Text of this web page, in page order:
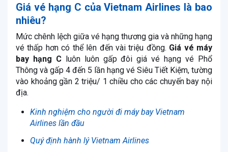
Giá vé hạng C của Vietnam Airlines là bao
nhiêu?
Mức chênh lệch giữa vé hạng thương gia và những hạng
vé thấp hơn có thể lên đến vài triệu đồng. Giá vé máy
bay hạng Cluôn luôn gấp đôi giá vé hạng vé Phổ
Thông và gấp 4 đến 5 lần hạng vé Siêu Tiết Kiệm, tường
vào khoảng gần 2 triệu/ 1 chiều cho các chuyến bay nội
địa.
Kinh nghiệm cho người đi máy bay Vietnam
Airlines lần đầu
Quý định hành lý Vietnam Airlines